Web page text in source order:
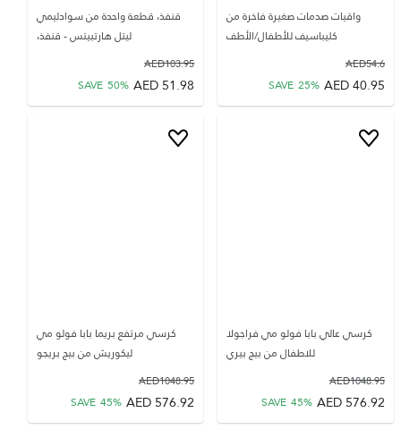
واقيات صدمات صغيرة فاخرة من
كليباسيف للأطفال/الأطف
54.6
AED
40.95
AED
SAVE 25%
قنفذ، قطعة واحدة من سوادليمي
ليتل هارتبيتس - قنفذ،
103.95
AED
51.98
AED
SAVE 50%
كرسي عالي بابا فولو مي فراجولا
للاطفال من بيج بيري
1048.95
AED
576.92
AED
SAVE 45%
كرسي مرتفع بريما بابا فولو مي
ليكوريش من بيج بريجو
1048.95
AED
576.92
AED
SAVE 45%